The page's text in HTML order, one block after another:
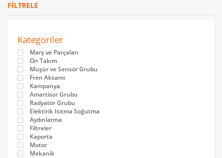
FILTRELE
Kategoriler
Marş ve Parçaları
Ön Takım
Müşür ve Sensör Grubu
Fren Aksamı
Kampanya
Amartisor Grubu
Radyatör Grubu
Elektirik Isıtma Soğutma
Aydınlatma
Filtreler
Kaporta
Motor
Mekanik